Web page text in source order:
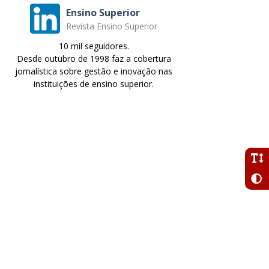
Ensino Superior
Revista Ensino Superior
10 mil seguidores.
Desde outubro de 1998 faz a cobertura
jornalística sobre gestão e inovação nas
instituições de ensino superior.